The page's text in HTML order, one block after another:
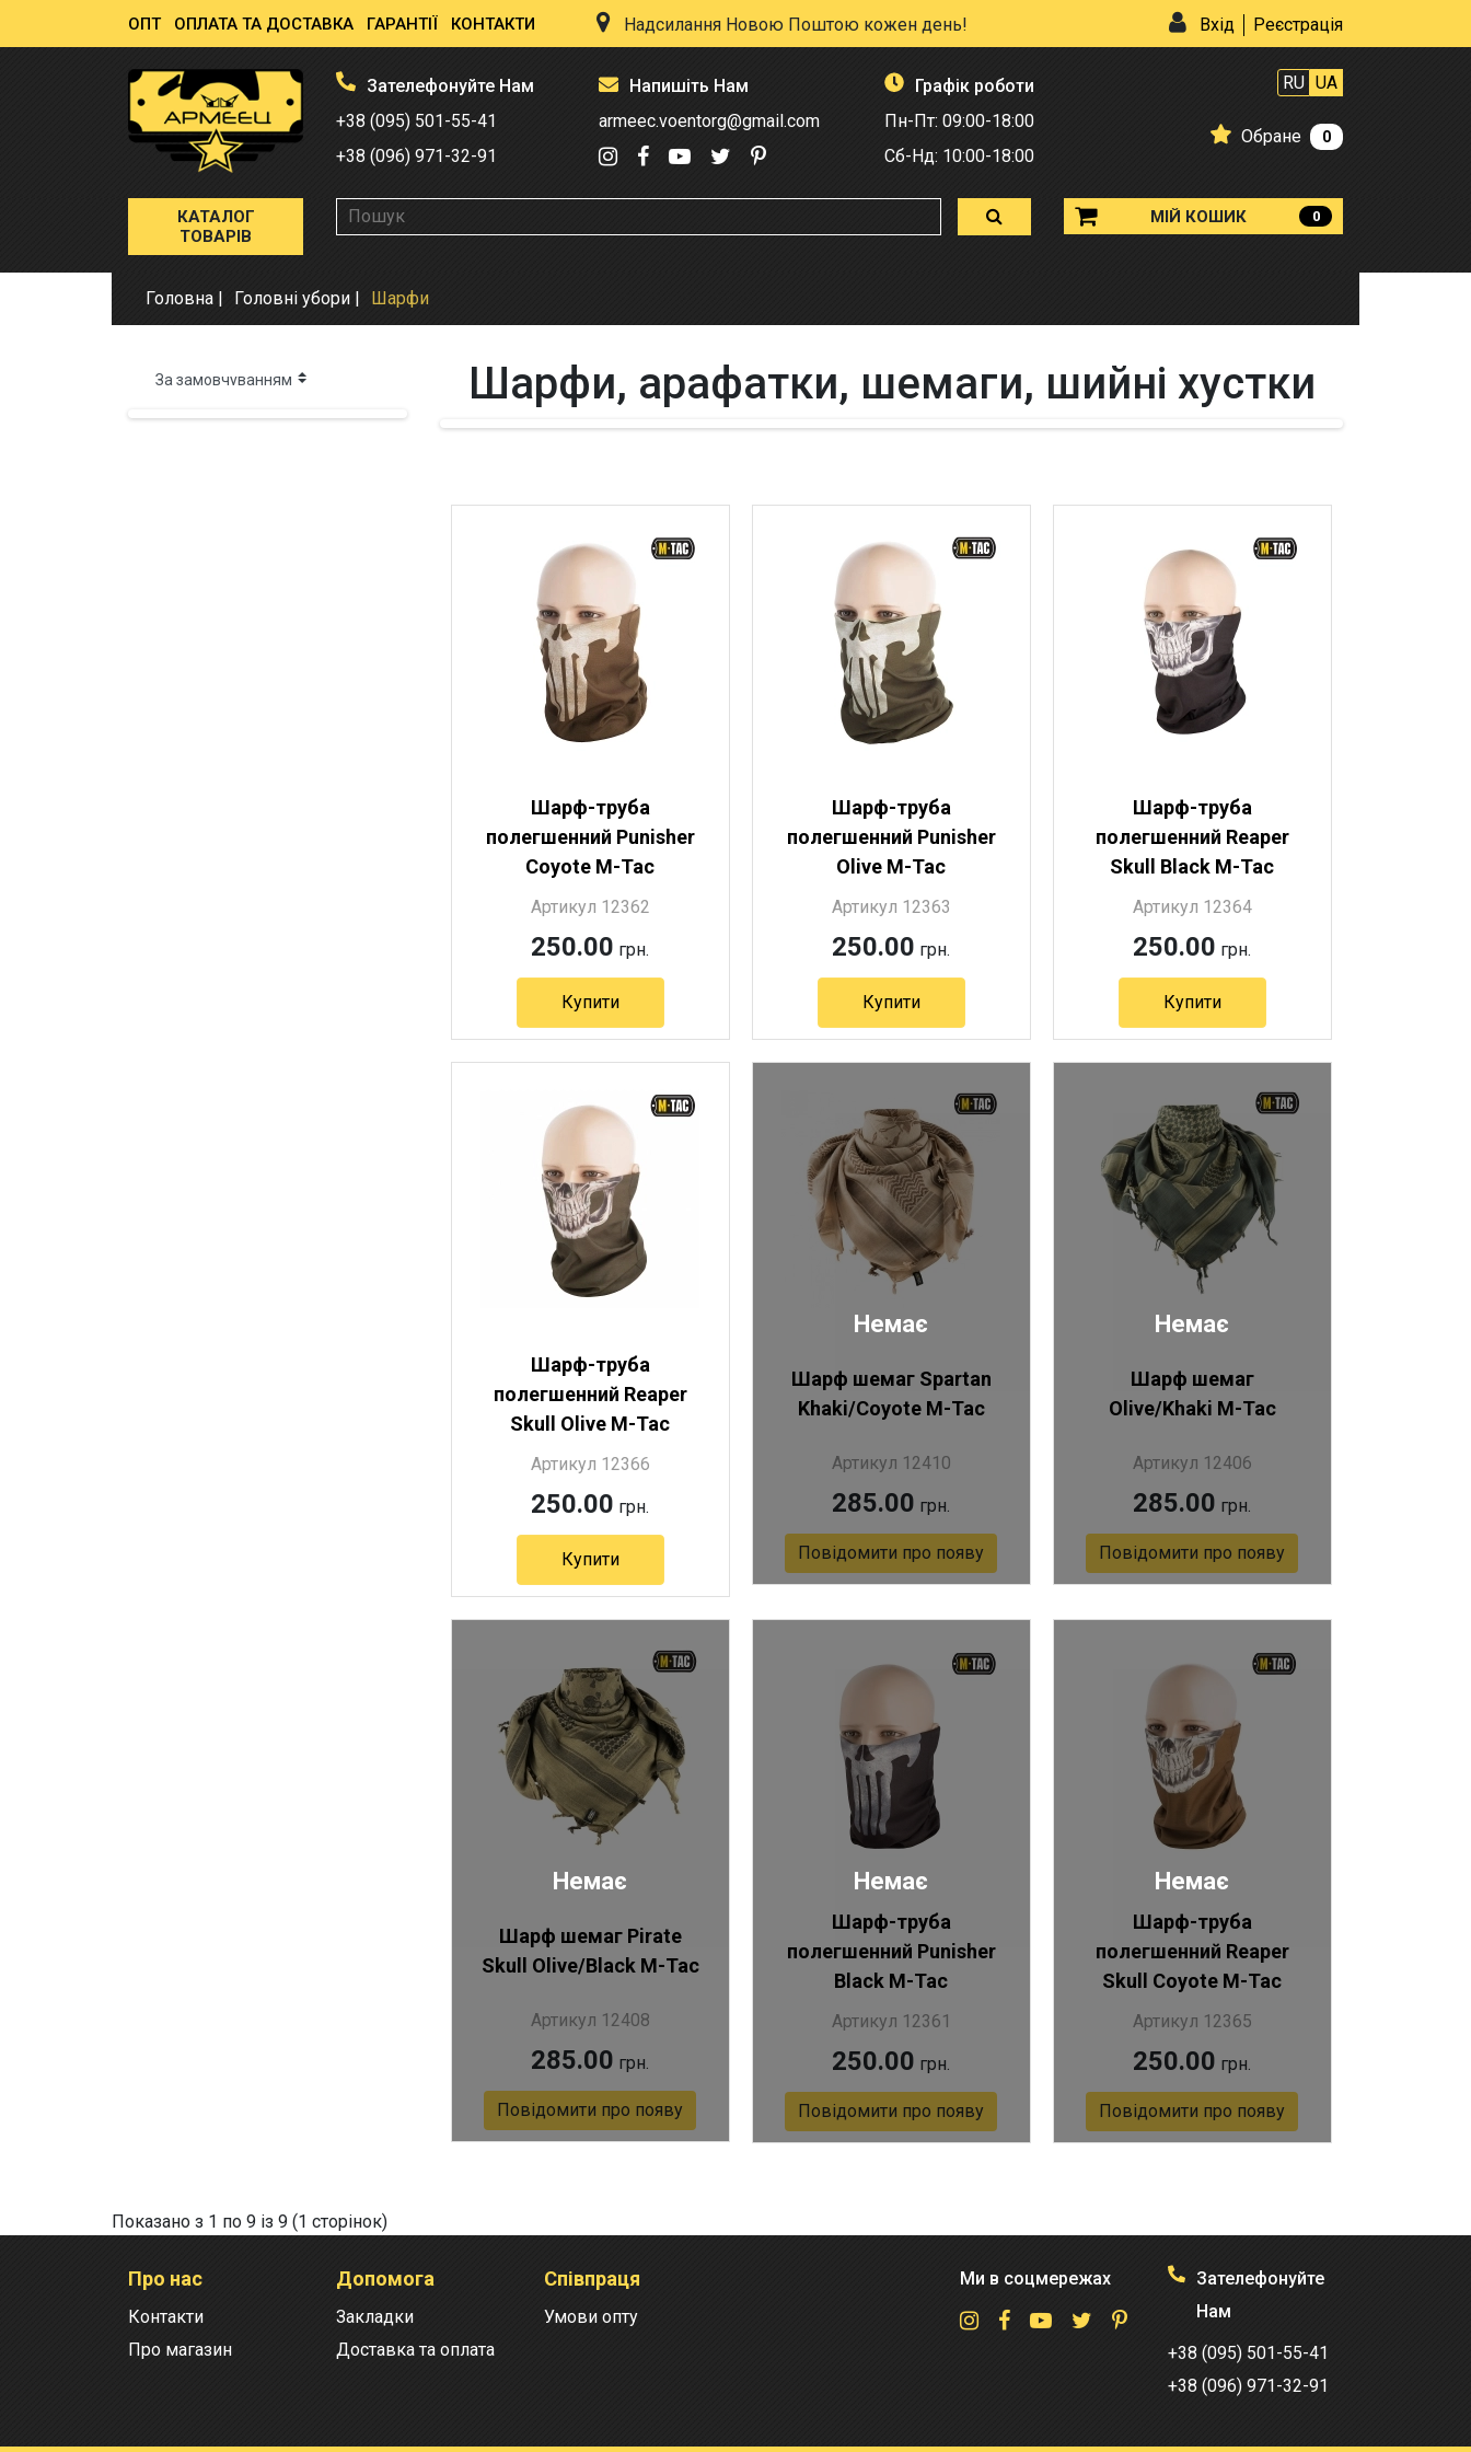
ОПТ ОПЛАТА ТА ДОСТАВКА ГАРАНТІЇ КОНТАКТИ Надсилання Новою Поштою кожен день! Вхід Реєстрація
Зателефонуйте Нам
+38 (095) 501-55-41
+38 (096) 971-32-91
Напишіть Нам
armeec.voentorg@gmail.com
Графік роботи
Пн-Пт: 09:00-18:00
Сб-Нд: 10:00-18:00
RU UA
Обране 0
КАТАЛОГ
ТОВАРІВ
МІЙ КОШИК 0
Головна Головні убори Шарфи
Шарфи, арафатки, шемаги, шийні хустки
Шарф-труба
полегшенний Punisher
Coyote M-Tac
Артикул 12362
250.00 грн.
Купити
Шарф-труба
полегшенний Punisher
Olive M-Tac
Артикул 12363
250.00 грн.
Купити
Шарф-труба
полегшенний Reaper
Skull Black M-Tac
Артикул 12364
250.00 грн.
Купити
Шарф-труба
полегшенний Reaper
Skull Olive M-Tac
Артикул 12366
250.00 грн.
Купити
Немає
Шарф шемаг Spartan
Khaki/Coyote M-Tac
Артикул 12410
285.00 грн.
Повідомити про появу
Немає
Шарф шемаг
Olive/Khaki M-Tac
Артикул 12406
285.00 грн.
Повідомити про появу
Немає
Шарф шемаг Pirate
Skull Olive/Black M-Tac
Артикул 12408
285.00 грн.
Повідомити про появу
Немає
Шарф-труба
полегшенний Punisher
Black M-Tac
Артикул 12361
250.00 грн.
Повідомити про появу
Немає
Шарф-труба
полегшенний Reaper
Skull Coyote M-Tac
Артикул 12365
250.00 грн.
Повідомити про появу
Показано з 1 по 9 із 9 (1 сторінок)
Про нас
Контакти
Про магазин
Допомога
Закладки
Доставка та оплата
Співпраця
Умови опту
Ми в соцмережах
Зателефонуйте
Нам
+38 (095) 501-55-41
+38 (096) 971-32-91